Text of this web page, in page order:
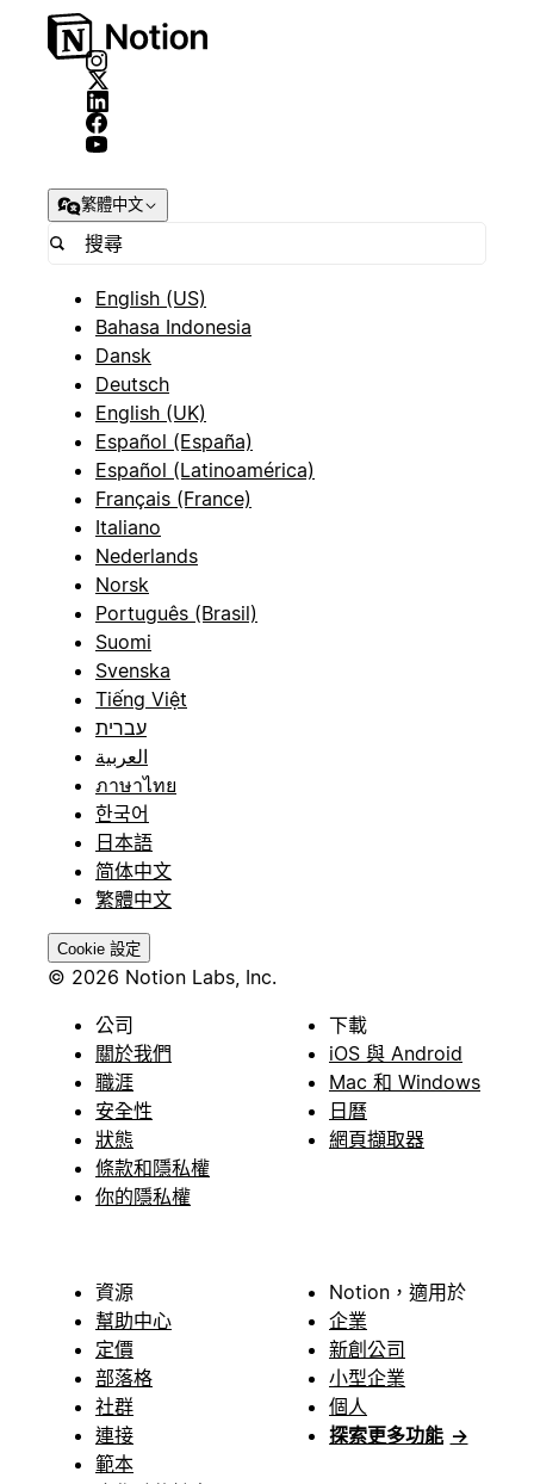
繁體中文
English (US)
Bahasa Indonesia
Dansk
Deutsch
English (UK)
Español (España)
Español (Latinoamérica)
Français (France)
Italiano
Nederlands
Norsk
Português (Brasil)
Suomi
Svenska
Tiếng Việt
עברית
العربية
ภาษาไทย
한국어
日本語
简体中文
繁體中文
Cookie 設定
© 2026 Notion Labs, Inc.
公司
關於我們
職涯
安全性
狀態
條款和隱私權
你的隱私權
下載
iOS 與 Android
Mac 和 Windows
日曆
網頁擷取器
資源
幫助中心
定價
部落格
社群
連接
範本
Notion，適用於
企業
新創公司
小型企業
個人
探索更多功能 →